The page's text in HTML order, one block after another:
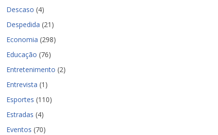
Descaso (4)
Despedida (21)
Economia (298)
Educação (76)
Entretenimento (2)
Entrevista (1)
Esportes (110)
Estradas (4)
Eventos (70)